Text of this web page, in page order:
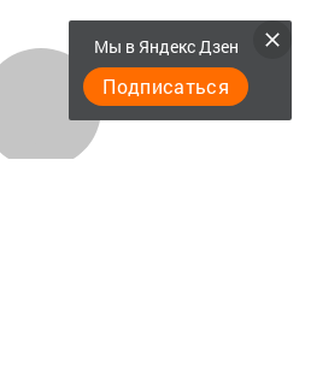
Мы в Яндекс Дзен
Подписаться